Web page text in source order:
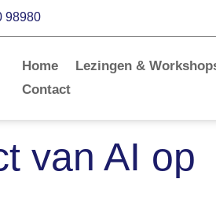
98980
Home Lezingen &
Contact
van AI op